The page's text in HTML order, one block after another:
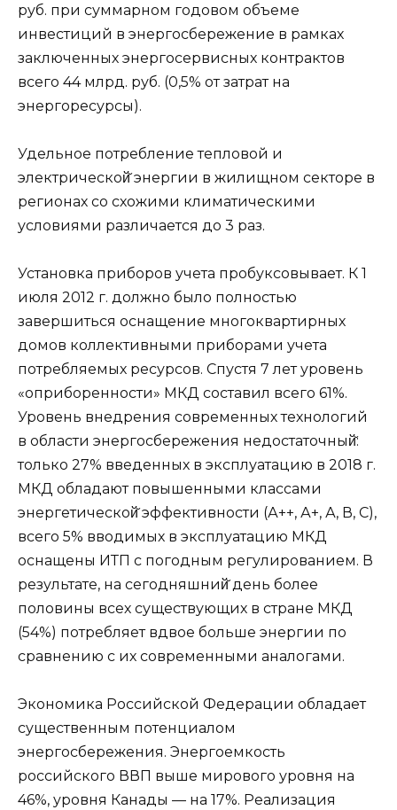
руб. при суммарном годовом объеме
инвестиций в энергосбережение в рамках
заключенных энергосервисных контрактов
всего 44 млрд. руб. (0,5% от затрат на
энергоресурсы).
Удельное потребление тепловой и
электрической̆ энергии в жилищном секторе в
регионах со схожими климатическими
условиями различается до 3 раз.
Установка приборов учета пробуксовывает. К 1
июля 2012 г. должно было полностью
завершиться оснащение многоквартирных
домов коллективными приборами учета
потребляемых ресурсов. Спустя 7 лет уровень
«оприборенности» МКД составил всего 61%.
Уровень внедрения современных технологий
в области энергосбережения недостаточный̆:
только 27% введенных в эксплуатацию в 2018 г.
МКД обладают повышенными классами
энергетической̆ эффективности (А++, А+, А, В, С),
всего 5% вводимых в эксплуатацию МКД
оснащены ИТП с погодным регулированием. В
результате, на сегодняшний̆ день более
половины всех существующих в стране МКД
(54%) потребляет вдвое больше энергии по
сравнению с их современными аналогами.
Экономика Российской Федерации обладает
существенным потенциалом
энергосбережения. Энергоемкость
российского ВВП выше мирового уровня на
46%, уровня Канады — на 17%. Реализация